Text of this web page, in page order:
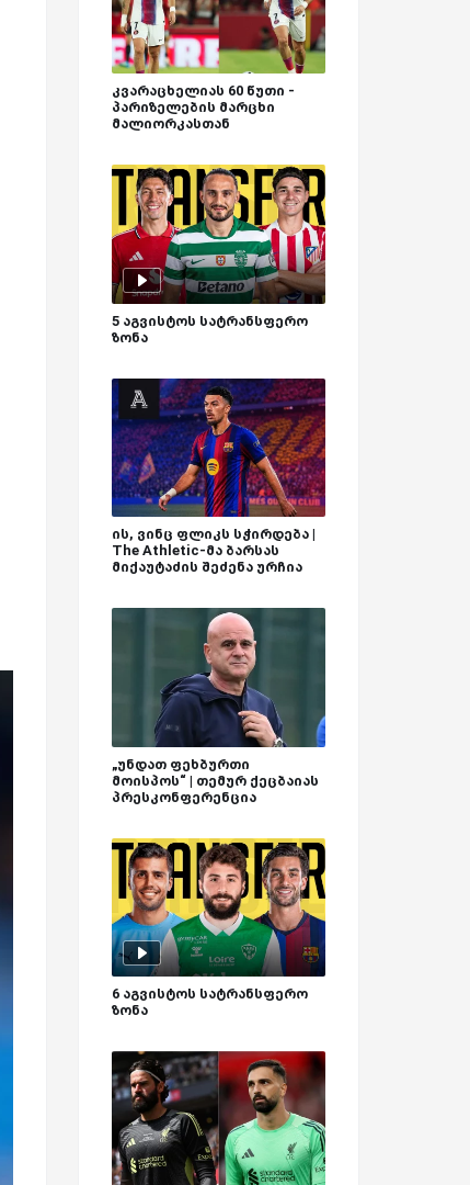
კვარაცხელიას 60 წუთი -
პარიზელების მარცხი
მალიორკასთან
5 აგვისტოს სატრანსფერო
ზონა
ის, ვინც ფლიკს სჭირდება |
The Athletic-მა ბარსას
მიქაუტაძის შეძენა ურჩია
„უნდათ ფეხბურთი
მოისპოს“ | თემურ ქეცბაიას
პრესკონფერენცია
6 აგვისტოს სატრანსფერო
ზონა